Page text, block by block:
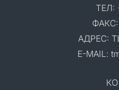
ТЕЛ:
ФАКС:
АДРЕС:
E-MAIL: